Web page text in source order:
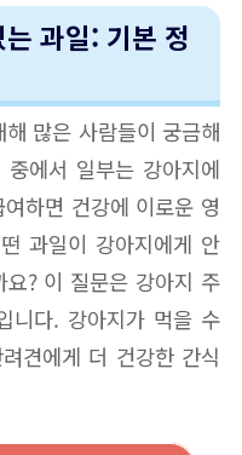
과일: 기본 정
많은 사람들이 궁금해
에서 일부는 강아지에
하면 건강에 이로운 영
과일이 강아지에게 안
? 이 질문은 강아지 주
니다. 강아지가 먹을 수
견에게 더 건강한 간식